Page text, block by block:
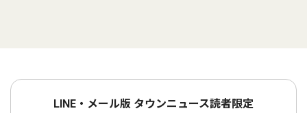
LINE・メール版 タウンニュース読者限定